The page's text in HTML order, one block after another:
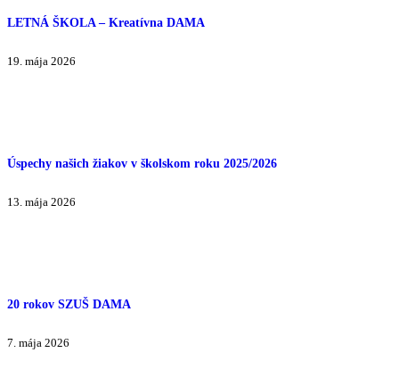
LETNÁ ŠKOLA – Kreatívna DAMA
19. mája 2026
Úspechy našich žiakov v školskom roku 2025/2026
13. mája 2026
20 rokov SZUŠ DAMA
7. mája 2026